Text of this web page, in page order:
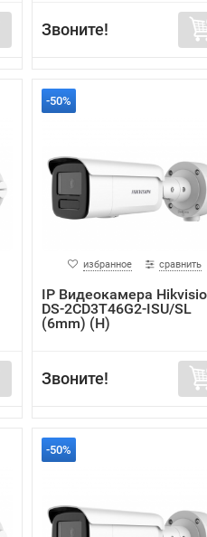
Звоните!
-50%
избранное сравнить
IP Видеокамера
DS-2CD3T46G2-ISU/SL
(6mm) (H)
Звоните!
-50%